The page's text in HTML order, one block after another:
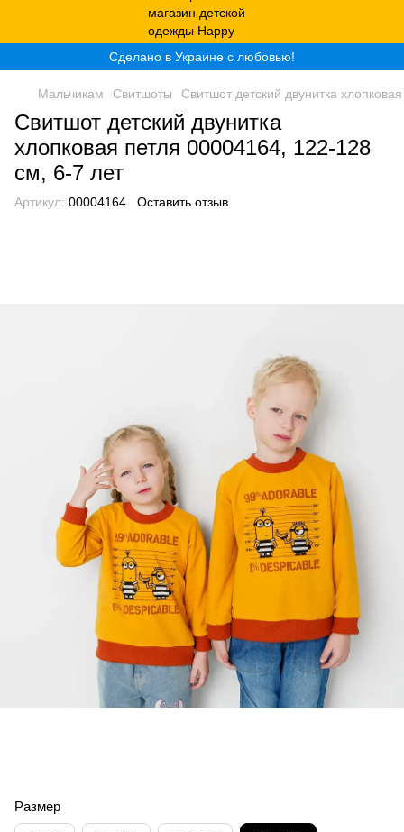
Сделано в Украине с любовью!
Мальчикам Свитшоты Свитшот детский двунитка
Свитшот детский двунитка
хлопковая петля 00004164, 122-128
см, 6-7 лет
Артикул: 00004164 Оставить отзыв
Размер